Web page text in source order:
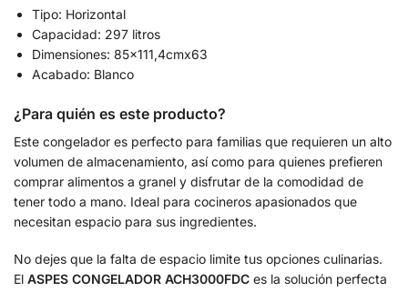
Tipo: Horizontal
Capacidad: 297 litros
Dimensiones: 85×111,4cmx63
Acabado: Blanco
¿Para quién es este producto?
Este congelador es perfecto para familias que requieren un alto
volumen de almacenamiento, así como para quienes prefieren
comprar alimentos a granel y disfrutar de la comodidad de
tener todo a mano. Ideal para cocineros apasionados que
necesitan espacio para sus ingredientes.
No dejes que la falta de espacio limite tus opciones culinarias.
El ASPES CONGELADOR ACH3000FDC es la solución perfecta